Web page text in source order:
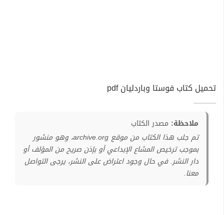
تحميل كتاب فوستا وباردليان pdf
ملاحظة: مصدر الكتاب
تم جلب هذا الكتاب من موقع archive.org، وهو منشور
بموجب ترخيص المشاع الإبداعي أو بإذن صريح من المؤلف أو
دار النشر. في حال وجود اعتراض على النشر، يرجى التواصل
معنا.